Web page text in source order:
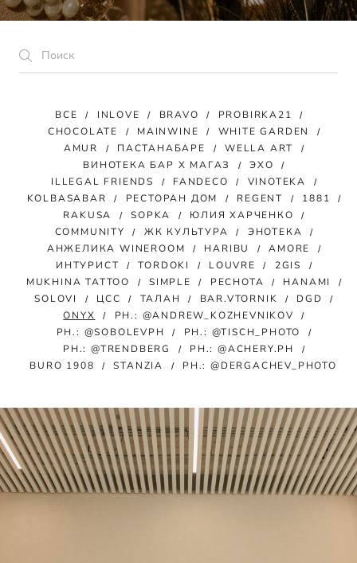
ВСЕ INLOVE BRAVO
PROBIRKA21
CHOCOLATE
MAINWINE
WHITE GARDEN
AMUR
ПАСТАНАБАРЕ
WELLA ART
ВИНОТЕКА БАР Х МАГАЗ
ЭХО
ILLEGAL FRIENDS
FANDECO
VINOTEKA
KOLBASABAR
РЕСТОРАН ДОМ REGENT
1881
RAKUSA
SOPKA
ЮЛИЯ ХАРЧЕНКО
COMMUNITY
ЖК КУЛЬТУРА
ЭНОТЕКА
АНЖЕЛИКА WINEROOM
HARIBU
AMORE
ИНТУРИСТ
TORDOKI LOUVRE
2GIS
MUKHINA TATTOO
SIMPLE РЕСНОТА
HANAMI
SOLOVI
ЦСС ТАЛАН BAR.VTORNIK
DGD
ONYX
PH.: @ANDREW_KOZHEVNIKOV
PH.: @SOBOLEVPH
PH.: @TISCH_PHOTO
PH.: @TRENDBERG
PH.: @ACHERY.PH
BURO 1908
STANZIA PH.: @DERGACHEV_PHOTO